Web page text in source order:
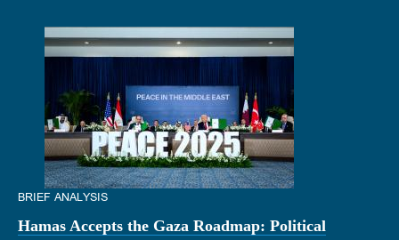
BRIEF ANALYSIS
Hamas Accepts the Gaza Roadmap: Political